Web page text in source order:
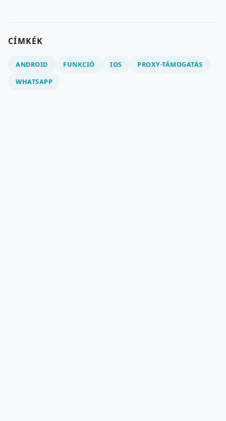
CÍMKÉK
ANDROID FUNKCIÓ IOS
PROXY-TÁMOGATÁS
WHATSAPP